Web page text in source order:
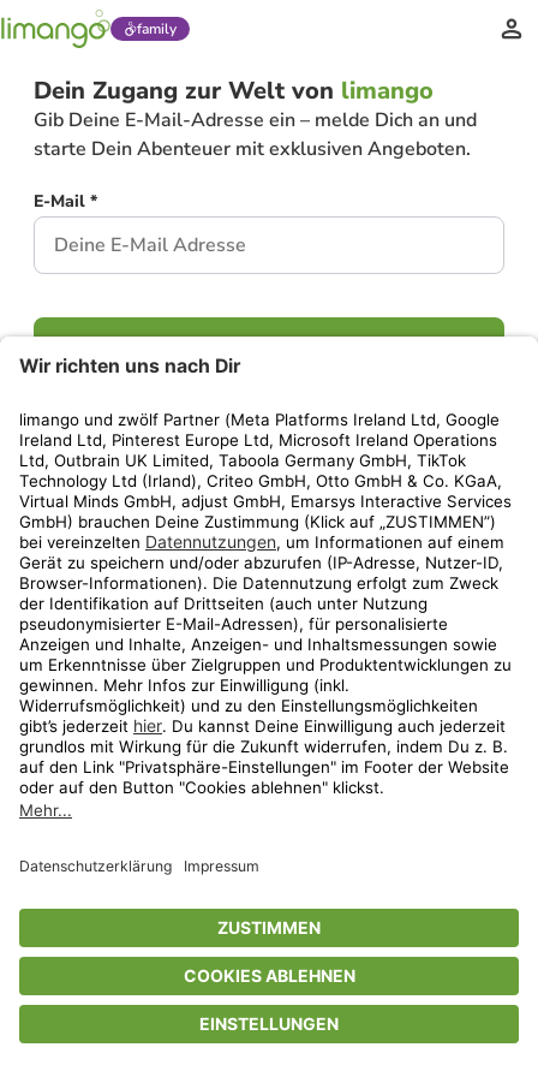
family
Dein Zugang zur Welt von limango
Gib Deine E-Mail-Adresse ein – melde Dich an und
starte Dein Abenteuer mit exklusiven Angeboten.
E-Mail *
Weiter
Privatsphäre-EinstellungenAGBDatenschutzCompliance
GeschenkgutscheinbedingungenImpressumHelp Center